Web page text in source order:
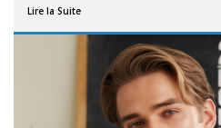
Lire la Suite